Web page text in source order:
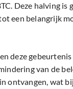
Deze halving is
een belangrijk
deze
van de
ontvangen, wat